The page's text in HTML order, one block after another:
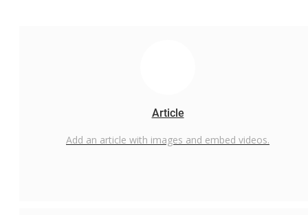
Article
Add an article with images and embed videos.